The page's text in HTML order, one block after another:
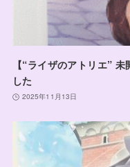
【“ライザのアトリエ”
した
2025年11月13日